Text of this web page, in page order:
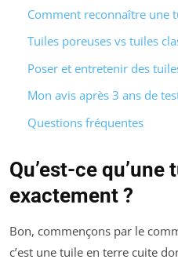
Comment reconnaître une
Tuiles poreuses vs tuiles
Poser et entretenir des
Mon avis après 3 ans de
Questions fréquentes
Qu’est-ce
exactement ?
Bon, commençons par le
c’est une tuile en terre cuite